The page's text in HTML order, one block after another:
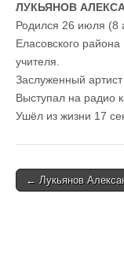
ЛУКЬЯНОВ
Родился 26 июля (8
Еласовского
учителя.
Заслуженный
Выступал на радио
Ушёл из жизни 17
Post
← Лукьянов